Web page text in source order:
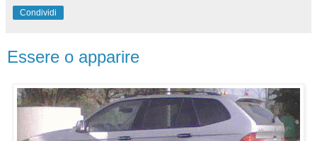
Condividi
Essere o apparire